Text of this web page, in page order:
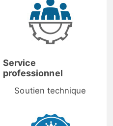
Service
professionnel
Soutien technique